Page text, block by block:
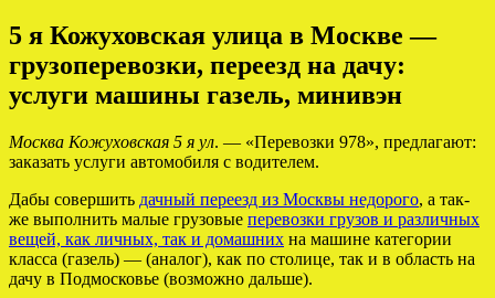
5 я Кожуховская улица в Москве —
грузоперевозки, переезд на дачу:
услуги машины газель, минивэн
Москва Кожуховская 5 я ул. — «Перевозки 978», предлагают:
заказать услуги автомобиля с водителем.
Дабы совершить дачный переезд из Москвы недорого, а так-
же выполнить малые грузовые перевозки грузов и различных
вещей, как личных, так и домашних на машине категории
класса (газель) — (аналог), как по столице, так и в область на
дачу в Подмосковье (возможно дальше).